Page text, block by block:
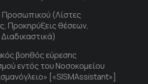
Προσωπικού (Λίστες
Προκηρύξεις θέσεων,
βοηθός εύρεσης
εντός του Νοσοκομείου
[«SISMAssistant»]